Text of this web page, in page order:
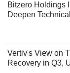
Bitzero Holdings
Deepen
Vertiv's View on
Recovery in Q3,